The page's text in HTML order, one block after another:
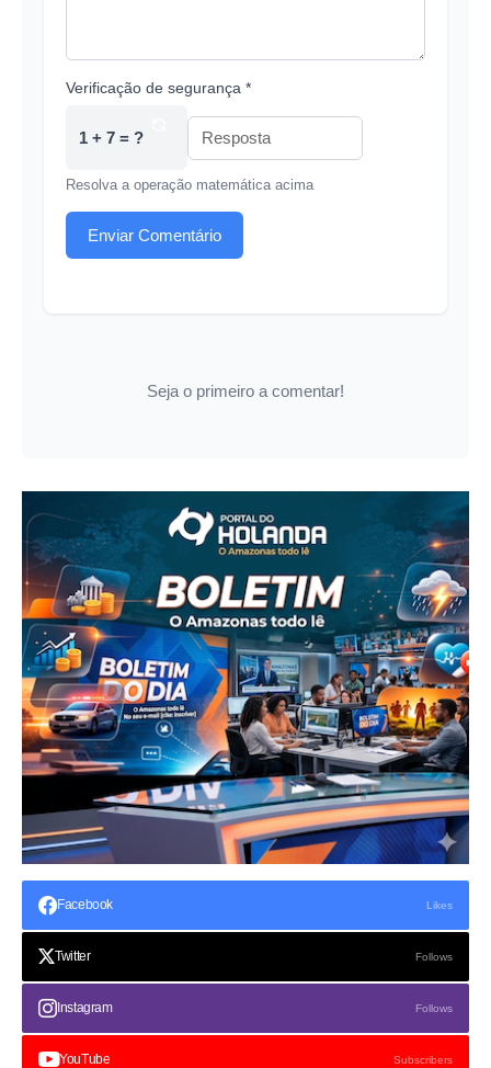
Verificação de segurança *
1 + 7 = ?
Resolva a operação matemática acima
Enviar Comentário
Seja o primeiro a comentar!
Facebook Likes
Twitter Follows
Instagram Follows
YouTube Subscribers